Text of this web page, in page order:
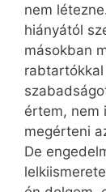
nem
hiányától
másokban
értem, nem
megérteni
De